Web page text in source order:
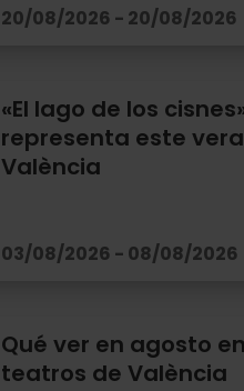
20/08/2026 - 20/08/2026
«El lago de los
representa este
València
03/08/2026 - 08/08/2026
Qué ver en agosto
teatros de València